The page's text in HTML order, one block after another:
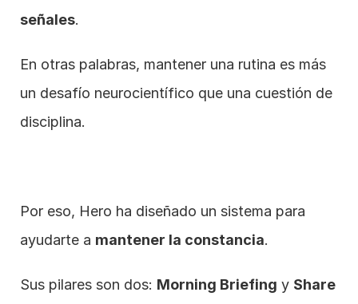
señales.
En otras palabras, mantener una rutina es más
un desafío neurocientífico que una cuestión de
disciplina.
Por eso, Hero ha diseñado un sistema para
ayudarte a mantener la constancia.
Sus pilares son dos: Morning Briefing y Share